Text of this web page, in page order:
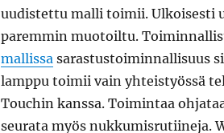
uudistettu malli toimii. Ulkoisesti
paremmin muotoiltu.
mallissasarastustoiminnallisuus
lamppu toimii vain yhteistyössä
Touchin kanssa. Toimintaa
seurata myös nukkumisrutiineja.